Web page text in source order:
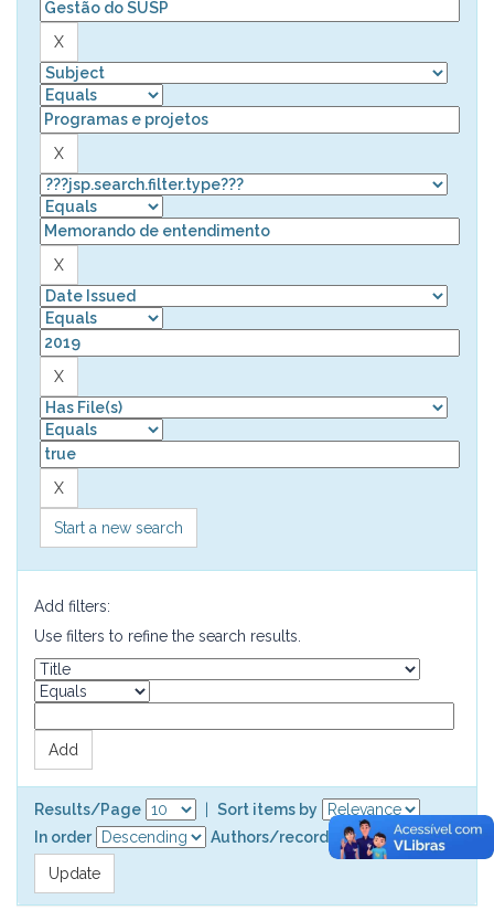
Start a new search
Add filters:
Use filters to refine the search results.
Results/Page
Sort items by
In order
Authors/record